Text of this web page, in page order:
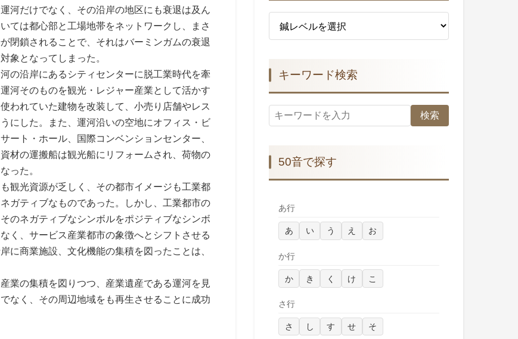
河だけでなく、その沿岸の地区にも衰退は及ん
ては都心部と工場地帯をネットワークし、まさ
閉鎖されることで、それはバーミンガムの衰退
象となってしまった。
の沿岸にあるシティセンターに脱工業時代を牽
河そのものを観光・レジャー産業として活かす
われていた建物を改装して、小売り店舗やレス
にした。また、運河沿いの空地にオフィス・ビ
ート・ホール、国際コンベンションセンター、
材の運搬船は観光船にリフォームされ、荷物の
った。
観光資源が乏しく、その都市イメージも工業都
ガティブなものであった。しかし、工業都市の
のネガティブなシンボルをポジティブなシンボ
く、サービス産業都市の象徴へとシフトさせる
に商業施設、文化機能の集積を図ったことは、
業の集積を図りつつ、産業遺産である運河を見
なく、その周辺地域をも再生させることに成功
キーワード検索
検索
50音で探す
あ行
あ い う え お
か行
か き く け こ
さ行
さ し す せ そ